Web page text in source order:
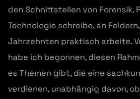
den Schnittstellen von Forensik,
Technologie schreibe, an
Jahrzehnten praktisch arbeite.
habe ich begonnen, diesen
es Themen gibt, die eine
verdienen, unabhängig davon,